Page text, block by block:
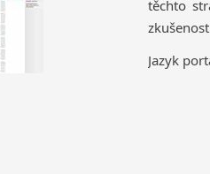
těchto
Jazyk